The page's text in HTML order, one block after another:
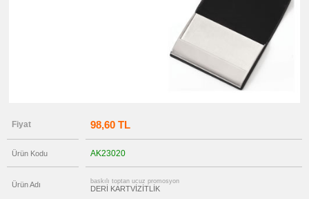
Fiyat 98,60 TL
Ürün Kodu AK23020
Ürün Adı baskılı toptan ucuz promosyon
DERİ KARTVİZİTLİK
Ajanda
Organizer
promosyon